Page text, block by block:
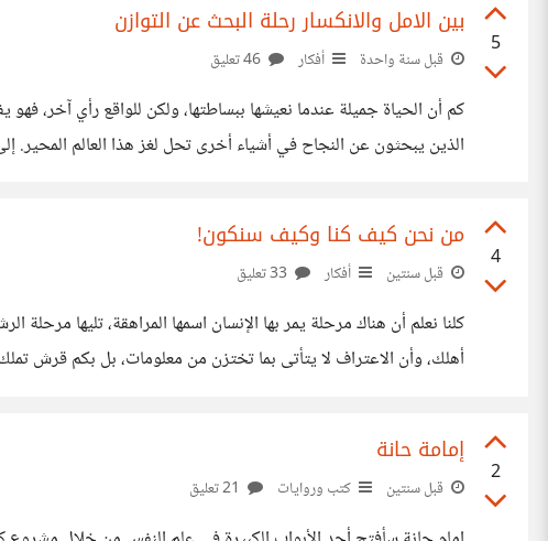
5
بين الامل والانكسار رحلة البحث عن التوازن
قبل سنة واحدة أفكار
كم أن الحياة جميلة عندما نعيشها ببساطتها، ولكن للواقع رأي آخر،
الذين يبحثون عن النجاح في أشياء أخرى تحل لغز هذا العالم المحير.
4
من نحن كيف كنا وكيف سنكون!
قبل سنتين أفكار
كلنا نعلم أن هناك مرحلة يمر بها الإنسان اسمها المراهقة، تليها
أهلك، وأن الاعتراف لا يتأتى بما تختزن من معلومات، بل بكم قرش
2
إمامة حانة
قبل سنتين كتب وروايات